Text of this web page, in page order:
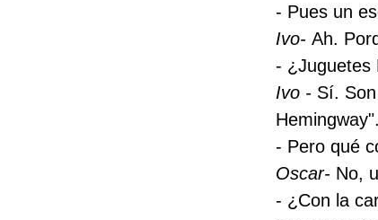
- Pues un
Ivo- Ah.
- ¿Juguetes
Ivo - Sí.
Hemingway".
- Pero qué
Oscar- No,
- ¿Con la